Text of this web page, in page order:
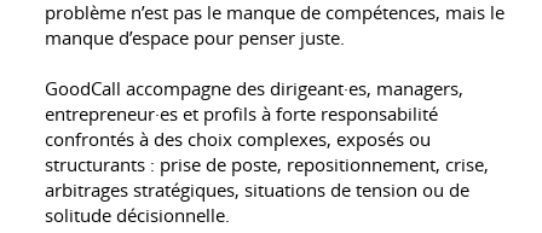
problème n’est pas le manque de compétences, mais le
manque d’espace pour penser juste.
GoodCall accompagne des dirigeant·es, managers,
entrepreneur·es et profils à forte responsabilité
confrontés à des choix complexes, exposés ou
structurants : prise de poste, repositionnement, crise,
arbitrages stratégiques, situations de tension ou de
solitude décisionnelle.